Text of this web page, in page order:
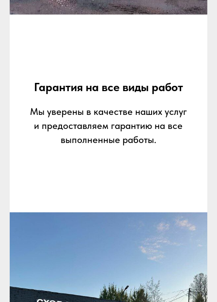
Гарантия на все виды работ
Мы уверены в качестве наших услуг
и предоставляем гарантию на все
выполненные работы.